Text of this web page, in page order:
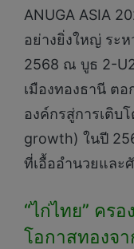
ANUGA ASIA
อย่างยิ่งใหญ่ ระ
2568 ณ บูธ 2-
เมืองทองธานี ต
องค์กรสู่การเติบ
growth) ในปี
ที่เอื้ออำนวยและ
“ไก่ไทย” คร
โอกาสทองจ